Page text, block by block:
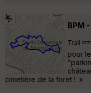
BPM
Trail
pour
cimetière de la foret !. »